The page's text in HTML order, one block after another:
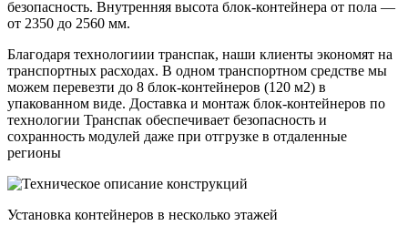
безопасность. Внутренняя высота блок-контейнера от пола —
от 2350 до 2560 мм.
Благодаря технологиии транспак, наши клиенты экономят на
транспортных расходах. В одном транспортном средстве мы
можем перевезти до 8 блок-контейнеров (120 м2) в
упакованном виде. Доставка и монтаж блок-контейнеров по
технологии Транспак обеспечивает безопасность и
сохранность модулей даже при отгрузке в отдаленные
регионы
Установка контейнеров в несколько этажей